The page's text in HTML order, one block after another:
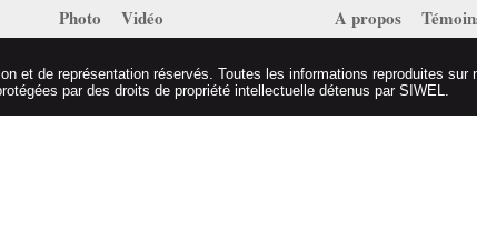
Photo Vidéo A propos
et de représentation réservés. Toutes les informations reproduites
par des droits de propriété intellectuelle détenus par SIWEL.